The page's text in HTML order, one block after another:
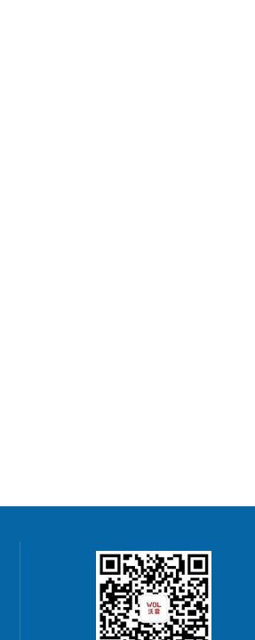
室|净化工程